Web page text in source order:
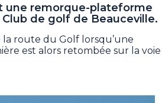
une remorque-plateforme
de golf de Beauceville.
route du Golf lorsqu’une
est alors retombée sur la voie